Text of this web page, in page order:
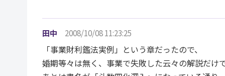
田中 2008/10/08 11:23:25
「事業財利鑑法実例」という章だったので、
婚期等々は無く、事業で失敗した云々の解説だけ